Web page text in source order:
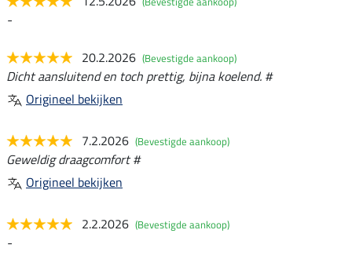
-
20.2.2026 (Bevestigde aankoop)
Dicht aansluitend en toch prettig, bijna koelend. #
Origineel bekijken
7.2.2026 (Bevestigde aankoop)
Geweldig draagcomfort #
Origineel bekijken
2.2.2026 (Bevestigde aankoop)
-